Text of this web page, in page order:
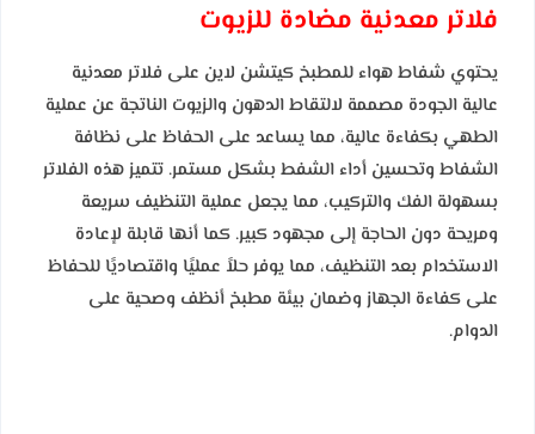
فلاتر معدنية مضادة للزيوت
يحتوي شفاط هواء للمطبخ كيتشن لاين على فلاتر معدنية
عالية الجودة مصممة لالتقاط الدهون والزيوت الناتجة عن عملية
الطهي بكفاءة عالية، مما يساعد على الحفاظ على نظافة
الشفاط وتحسين أداء الشفط بشكل مستمر. تتميز هذه الفلاتر
بسهولة الفك والتركيب، مما يجعل عملية التنظيف سريعة
ومريحة دون الحاجة إلى مجهود كبير. كما أنها قابلة لإعادة
الاستخدام بعد التنظيف، مما يوفر حلاً عمليًا واقتصاديًا للحفاظ
على كفاءة الجهاز وضمان بيئة مطبخ أنظف وصحية على
الدوام.